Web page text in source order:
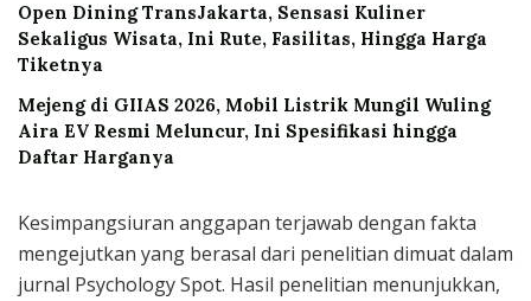
Open Dining TransJakarta, Sensasi Kuliner
Sekaligus Wisata, Ini Rute, Fasilitas, Hingga Harga
Tiketnya
Mejeng di GIIAS 2026, Mobil Listrik Mungil Wuling
Aira EV Resmi Meluncur, Ini Spesifikasi hingga
Daftar Harganya
Kesimpangsiuran anggapan terjawab dengan fakta
mengejutkan yang berasal dari penelitian dimuat dalam
jurnal Psychology Spot. Hasil penelitian menunjukkan,